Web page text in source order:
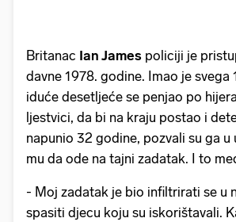
Britanac Ian James policiji je
davne 1978. godine. Imao je svega
iduće desetljeće se penjao po
ljestvici, da bi na kraju postao i
napunio 32 godine, pozvali su ga u
mu da ode na tajni zadatak. I to
- Moj zadatak je bio infiltrirati se u
spasiti djecu koju su iskorištavali.